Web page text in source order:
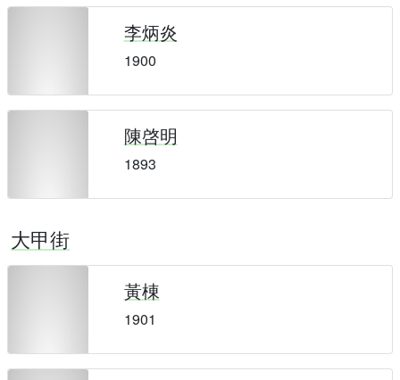
李炳炎
1900
陳啓明
1893
大甲街
黃棟
1901